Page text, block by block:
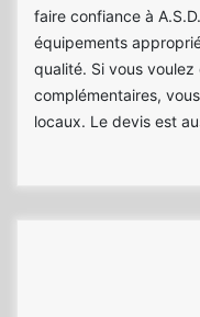
faire confiance à
équipements
qualité. Si vous
complémentaires,
locaux. Le devis est